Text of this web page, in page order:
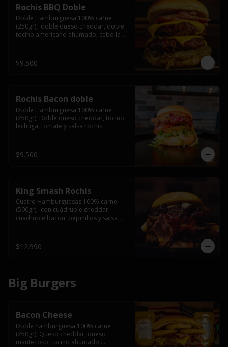
Rochis BBQ Doble
Doble Hamburguesa 100% carne
(250gr),  doble queso cheddar, doble
tocino americano ahumado, cebolla
$9.500
Rochis Bacon doble
Doble Hamburguesa 100% carne
(250gr), Doble queso cheddar, tocino,
lechuga, tomate y salsa rochis.
$9.500
King Smash Rochis
Cuatro Hamburguesas 100% carne
(500gr),  con cuádruple cheddar,
cuadruple bacon, pepinillos y salsa
$12.990
Big Burgers
Bacon Cheese
Doble hamburguesa 100% carne
(250gr), Queso cheddar, queso
mantecoso, tocino ahumado